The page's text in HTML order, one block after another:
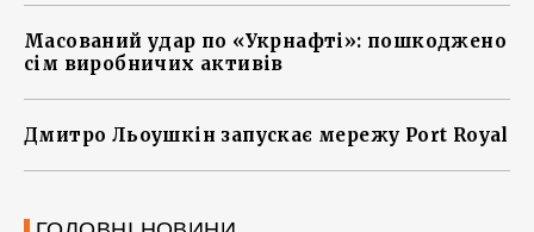
Масований удар по «Укрнафті»: пошкоджено
сім виробничих активів
Дмитро Льоушкін запускає мережу Port Royal